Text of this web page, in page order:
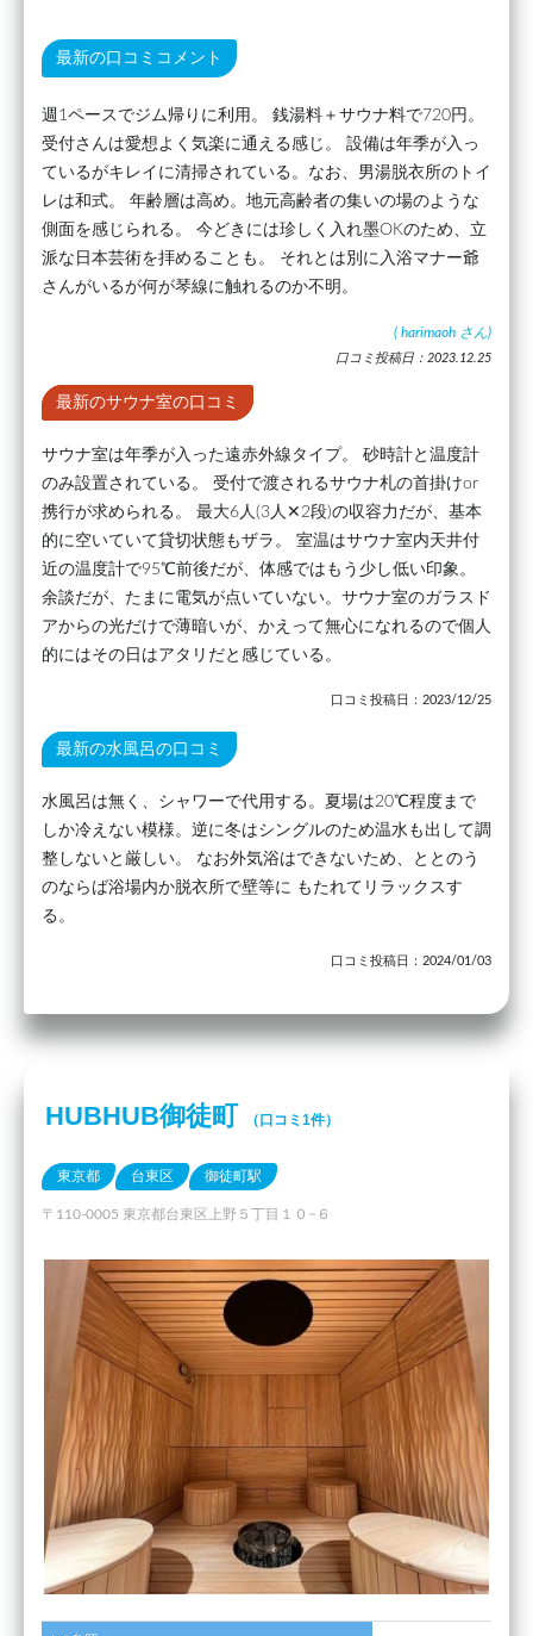
最新の口コミコメント
週1ペースでジム帰りに利用。 銭湯料＋サウナ料で720円。
受付さんは愛想よく気楽に通える感じ。 設備は年季が入っ
ているがキレイに清掃されている。なお、男湯脱衣所のトイ
レは和式。 年齢層は高め。地元高齢者の集いの場のような
側面を感じられる。 今どきには珍しく入れ墨OKのため、立
派な日本芸術を拝めることも。 それとは別に入浴マナー爺
さんがいるが何が琴線に触れるのか不明。
( harimaoh さん)
口コミ投稿日：2023.12.25
最新のサウナ室の口コミ
サウナ室は年季が入った遠赤外線タイプ。 砂時計と温度計
のみ設置されている。 受付で渡されるサウナ札の首掛けor
携行が求められる。 最大6人(3人✕2段)の収容力だが、基本
的に空いていて貸切状態もザラ。 室温はサウナ室内天井付
近の温度計で95℃前後だが、体感ではもう少し低い印象。
余談だが、たまに電気が点いていない。サウナ室のガラスド
アからの光だけで薄暗いが、かえって無心になれるので個人
的にはその日はアタリだと感じている。
口コミ投稿日：2023/12/25
最新の水風呂の口コミ
水風呂は無く、シャワーで代用する。夏場は20℃程度まで
しか冷えない模様。逆に冬はシングルのため温水も出して調
整しないと厳しい。 なお外気浴はできないため、ととのう
のならば浴場内か脱衣所で壁等に もたれてリラックスす
る。
口コミ投稿日：2024/01/03
HUBHUB御徒町 （口コミ1件）
東京都 台東区 御徒町駅
〒110-0005 東京都台東区上野５丁目１０−６